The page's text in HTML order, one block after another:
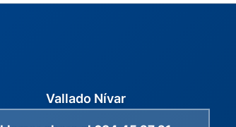
Vallado Nívar